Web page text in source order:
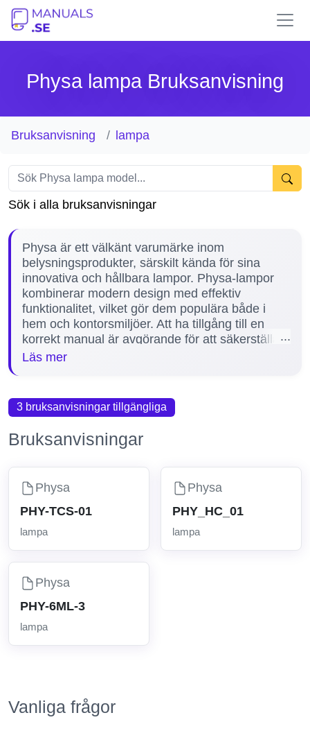
Physa lampa Bruksanvisning
Bruksanvisning lampa
Sök i alla bruksanvisningar
Physa är ett välkänt varumärke inom
belysningsprodukter, särskilt kända för sina
innovativa och hållbara lampor. Physa-lampor
kombinerar modern design med effektiv
funktionalitet, vilket gör dem populära både i
hem och kontorsmiljöer. Att ha tillgång till en
korrekt manual är avgörande för att säkerställa
korrekt installation, användning och underhåll av
produktens livslängd. På vår sida finns för
närvarande 1 manual tillgänglig för Physas
modeller, inklusive den populära PHY-6ML-3,
vilket ger dig enkel tillgång till viktig information
Läs mer
3 bruksanvisningar tillgängliga
Bruksanvisningar
Physa
PHY-TCS-01
lampa
Physa
PHY_HC_01
lampa
Physa
PHY-6ML-3
lampa
Vanliga frågor